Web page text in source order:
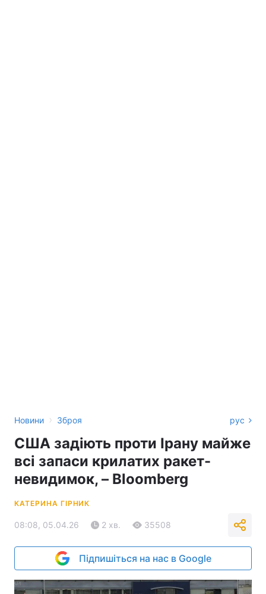
Новини › Зброя рус
США задіють проти Ірану майже
всі запаси крилатих ракет-
невидимок, – Bloomberg
КАТЕРИНА ГІРНИК
08:08, 05.04.26 2 хв. 35508
Підпишіться на нас в Google